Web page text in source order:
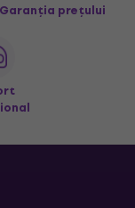
Garanția prețului